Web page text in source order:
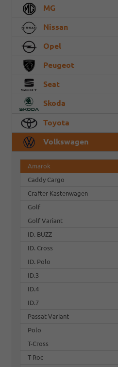
MG
Nissan
Opel
Peugeot
Seat
Skoda
Toyota
Volkswagen
Amarok
Caddy Cargo
Crafter Kastenwagen
Golf
Golf Variant
ID. BUZZ
ID. Cross
ID. Polo
ID.3
ID.4
ID.7
Passat Variant
Polo
T-Cross
T-Roc